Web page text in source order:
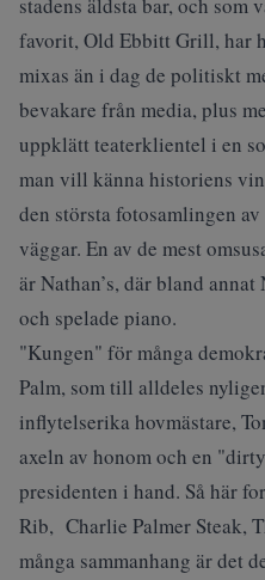
favorit, Old Ebbitt Grill, har
mixas än i dag de politiskt
bevakare från media, plus
uppklätt teaterklientel i en
man vill känna historiens
den största fotosamlingen
väggar. En av de mest
är Nathan’s, där bland
och spelade piano.
"Kungen" för många
Palm, som till alldeles
inflytelserika hovmästare,
axeln av honom och en
presidenten i hand. Så här
Rib, Charlie Palmer Steak,
många sammanhang är det